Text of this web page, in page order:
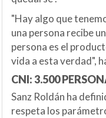
"Hay algo que
una persona recibe
persona es el
vida a esta verdad",
CNI: 3.500
Sanz Roldán ha
respeta los